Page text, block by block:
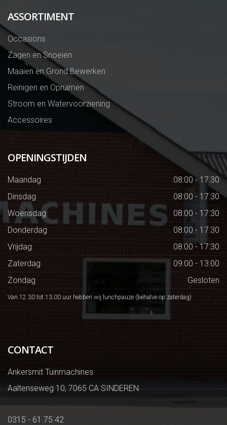
ASSORTIMENT
Occasions
Zagen en Snoeien
Maaien en Grond Bewerken
Reinigen en Opruimen
Stroom en Watervoorziening
Accessoires
OPENINGSTIJDEN
Maandag
08:00 - 17:30
Dinsdag
08:00 - 17:30
Woensdag
08:00 - 17:30
Donderdag
08:00 - 17:30
Vrijdag
08:00 - 17:30
Zaterdag
09:00 - 13:00
Zondag
Gesloten
Van 12.30 tot 13.00 uur hebben wij lunchpauze (behalve op zaterdag)
CONTACT
Ankersmit Tuinmachines
Aaltenseweg 10, 7065 CA SINDEREN
0315 - 61 75 42